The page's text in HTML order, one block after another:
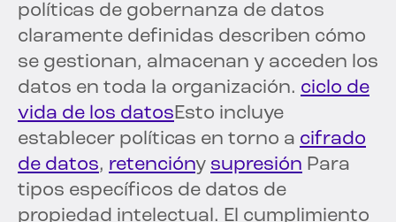
políticas de gobernanza de datos
claramente definidas describen cómo
se gestionan, almacenan y acceden los
datos en toda la organización. ciclo de
vida de los datosEsto incluye
establecer políticas en torno a cifrado
de datos, retencióny supresión Para
tipos específicos de datos de
propiedad intelectual. El cumplimiento